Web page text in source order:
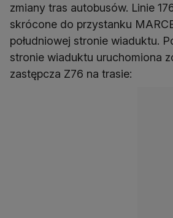
zmiany tras autobusów. Linie
skrócone do przystanku
południowej stronie wiaduktu.
stronie wiaduktu uruchomiona
zastępcza Z76 na trasie: